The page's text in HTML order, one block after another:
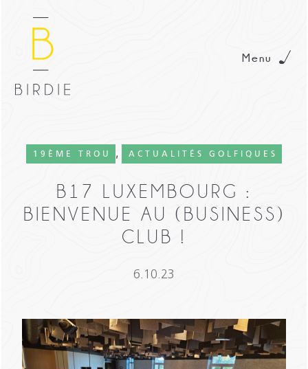
19ÈME TROU , ACTUALITÉS GOLFIQUES
B17 LUXEMBOURG :
BIENVENUE AU (BUSINESS)
CLUB !
6.10.23
Menu